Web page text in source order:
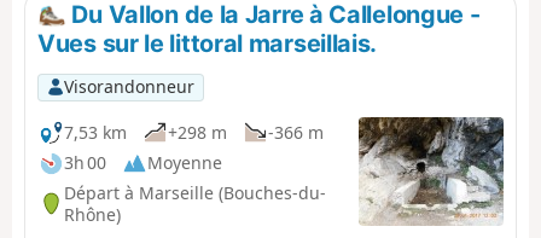
Du Vallon de la Jarre à Callelongue -
Vues sur le littoral marseillais.
Visorandonneur
7,53 km
+298 m
-366 m
3h 00
Moyenne
Départ à Marseille (Bouches-du-
Rhône)